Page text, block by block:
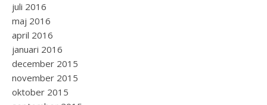
juli 2016
maj 2016
april 2016
januari 2016
december 2015
november 2015
oktober 2015